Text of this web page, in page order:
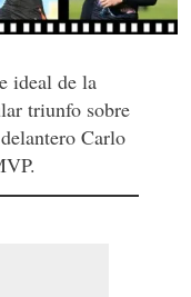
ideal de la
triunfo sobre
Carlo